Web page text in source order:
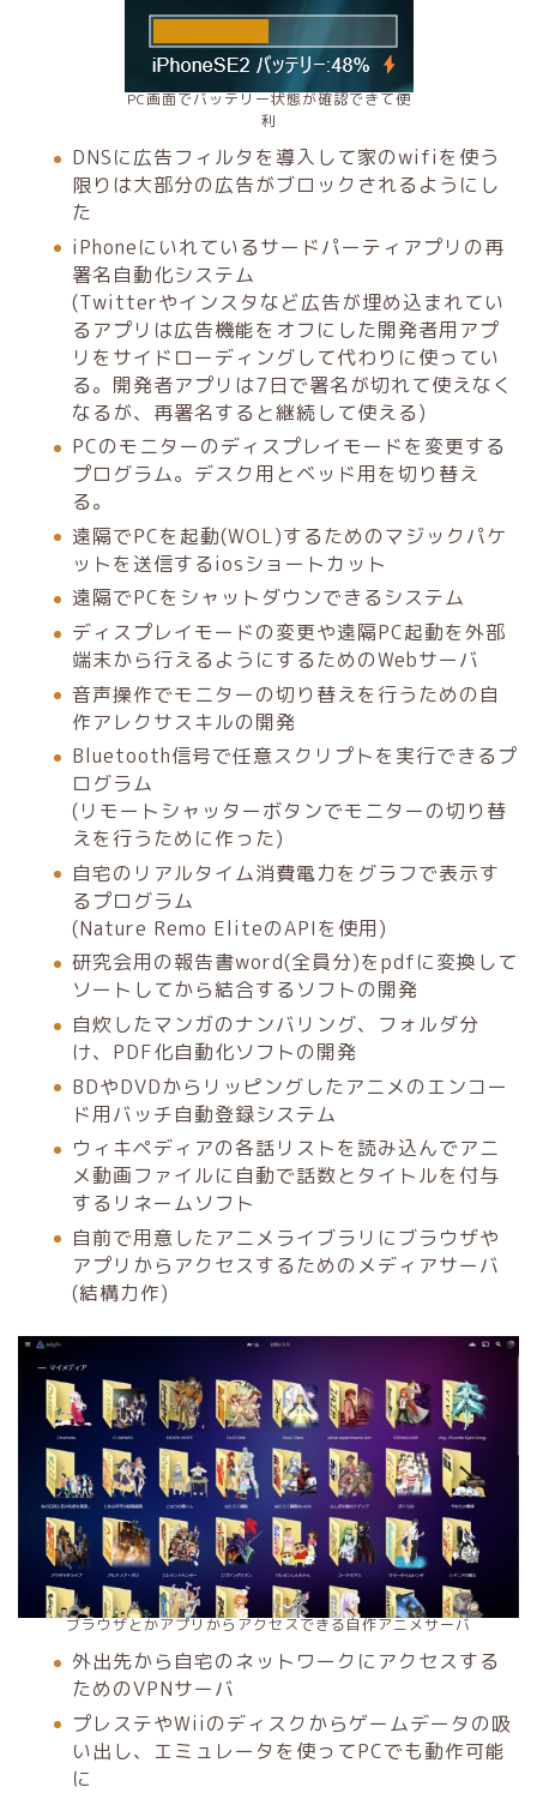
PC画面でバッテリー状態が確認できて便
利
DNSに広告フィルタを導入して家のwifiを使う
限りは大部分の広告がブロックされるようにし
た
iPhoneにいれているサードパーティアプリの再
署名自動化システム
(Twitterやインスタなど広告が埋め込まれてい
るアプリは広告機能をオフにした開発者用アプ
リをサイドローディングして代わりに使ってい
る。開発者アプリは7日で署名が切れて使えなく
なるが、再署名すると継続して使える)
PCのモニターのディスプレイモードを変更する
プログラム。デスク用とベッド用を切り替え
る。
遠隔でPCを起動(WOL)するためのマジックパケ
ットを送信するiosショートカット
遠隔でPCをシャットダウンできるシステム
ディスプレイモードの変更や遠隔PC起動を外部
端末から行えるようにするためのWebサーバ
音声操作でモニターの切り替えを行うための自
作アレクサスキルの開発
Bluetooth信号で任意スクリプトを実行できるプ
ログラム
(リモートシャッターボタンでモニターの切り替
えを行うために作った)
自宅のリアルタイム消費電力をグラフで表示す
るプログラム
(Nature Remo EliteのAPIを使用)
研究会用の報告書word(全員分)をpdfに変換して
ソートしてから結合するソフトの開発
自炊したマンガのナンバリング、フォルダ分
け、PDF化自動化ソフトの開発
BDやDVDからリッピングしたアニメのエンコー
ド用バッチ自動登録システム
ウィキペディアの各話リストを読み込んでアニ
メ動画ファイルに自動で話数とタイトルを付与
するリネームソフト
自前で用意したアニメライブラリにブラウザや
アプリからアクセスするためのメディアサーバ
(結構力作)
ブラウザとかアプリからアクセスできる自作アニメサーバ
外出先から自宅のネットワークにアクセスする
ためのVPNサーバ
プレステやWiiのディスクからゲームデータの吸
い出し、エミュレータを使ってPCでも動作可能
に